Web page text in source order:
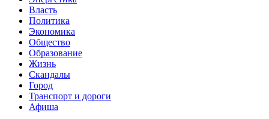
Власть
Политика
Экономика
Общество
Образование
Жизнь
Скандалы
Город
Транспорт и дороги
Афиша